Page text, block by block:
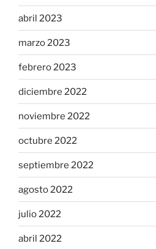
abril 2023
marzo 2023
febrero 2023
diciembre 2022
noviembre 2022
octubre 2022
septiembre 2022
agosto 2022
julio 2022
abril 2022